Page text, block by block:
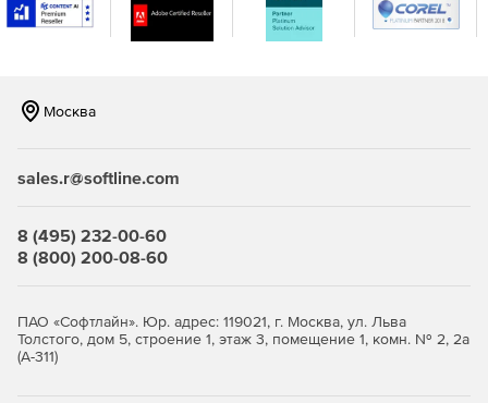
Совершенно новое резервное копирование на
основе файлов: теперь в два раза быстрее, чем когда-
Прямое создание VHD.
безопасности.
копирование: резервное копирование только
изменений.
Восстановление системы на другое оборудование.
Москва
sales.r@softline.com
8 (495) 232-00-60
8 (800) 200-08-60
ПАО «Софтлайн». Юр. адрес: 119021, г. Москва, ул. Льва
Толстого, дом 5, строение 1, этаж 3, помещение 1, комн. № 2, 2а
(А-311)